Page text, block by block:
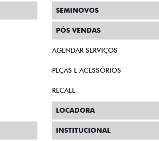
SEMINOVOS
PÓS VENDAS
AGENDAR SERVIÇOS
PEÇAS E ACESSÓRIOS
RECALL
LOCADORA
INSTITUCIONAL